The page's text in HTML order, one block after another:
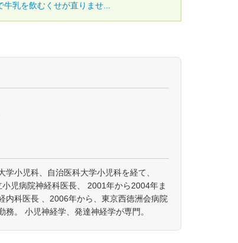
乳を飲むくせが直りませ...
小児科、自治医科大学小児科を経て、
児病院神経科医長、 2001年から2004年ま
内科医長 、2006年から、東京西徳洲会病院
。 小児神経学、発達神経学が専門。